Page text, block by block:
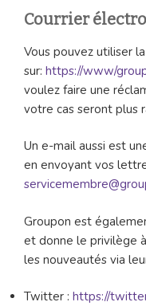
Courrier
Vous pouvez utiliser
sur: https://www/
voulez faire une
votre cas seront plus
Un e-mail aussi est
en envoyant vos
Groupon est
et donne le privilège
les nouveautés via
Twitter : https://